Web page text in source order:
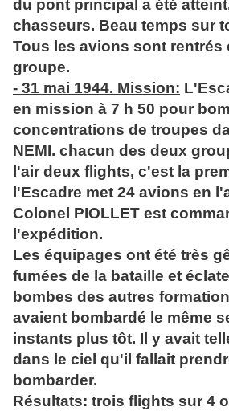
du pont principal a été
chasseurs. Beau temps sur
Tous les avions sont rentrés
groupe.
- 31 mai 1944. Mission:
en mission à 7 h 50 pour
concentrations de troupes
NEMI. chacun des deux
l'air deux flights, c'est la
l'Escadre met 24 avions en
Colonel PIOLLET est
l'expédition.
Les équipages ont été très
fumées de la bataille et
bombes des autres
avaient bombardé le même
instants plus tôt. Il y avait
dans le ciel qu'il fallait
bombarder.
Résultats: trois flights sur 4